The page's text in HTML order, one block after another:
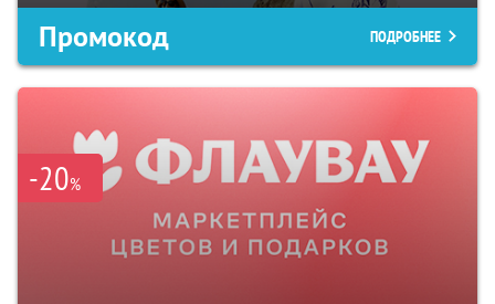
Промокод ПОДРОБНЕЕ
-20%